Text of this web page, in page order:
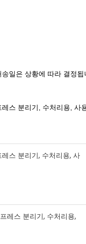
일은 상황에 따라 결정됩